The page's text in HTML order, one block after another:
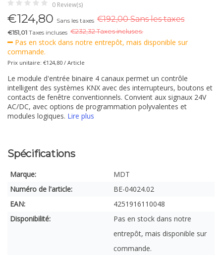
0 Review(s)
€124,80 Sans les taxes €192,00 Sans les taxes
€151,01 Taxes incluses €232,32 Taxes incluses.
Pas en stock dans notre entrepôt, mais disponible sur
commande.
Prix unitaire: €124,80 / Article
Le module d'entrée binaire 4 canaux permet un contrôle
intelligent des systèmes KNX avec des interrupteurs, boutons et
contacts de fenêtre conventionnels. Convient aux signaux 24V
AC/DC, avec options de programmation polyvalentes et
modules logiques. Lire plus
Spécifications
Marque:
MDT
Numéro de l'article:
BE-04024.02
EAN:
4251916110048
Disponibilité:
Pas en stock dans notre
entrepôt, mais disponible sur
commande.